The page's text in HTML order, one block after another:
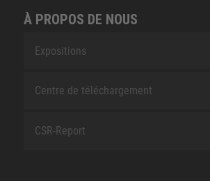
À PROPOS DE NOUS
Expositions
Centre de téléchargement
CSR-Report